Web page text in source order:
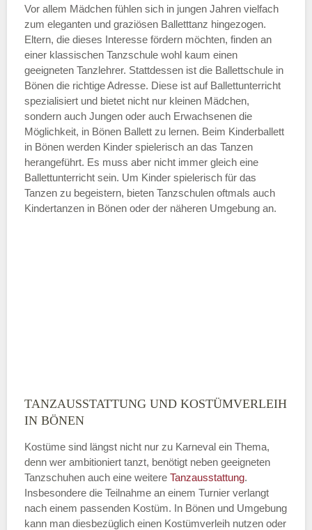
ÖFFNUNGSZEITEN HINZUFÜGEN
Freitag
—
ÖFFNUNGSZEITEN HINZUFÜGEN
Samstag
ABSENDEN
Vor allem Mädchen fühlen sich in jungen Jahren vielfach
zum eleganten und graziösen Balletttanz hingezogen.
Eltern, die dieses Interesse fördern möchten, finden an
einer klassischen Tanzschule wohl kaum einen
geeigneten Tanzlehrer. Stattdessen ist die Ballettschule in
Bönen die richtige Adresse. Diese ist auf Ballettunterricht
spezialisiert und bietet nicht nur kleinen Mädchen,
sondern auch Jungen oder auch Erwachsenen die
Möglichkeit, in Bönen Ballett zu lernen. Beim Kinderballett
in Bönen werden Kinder spielerisch an das Tanzen
herangeführt. Es muss aber nicht immer gleich eine
Ballettunterricht sein. Um Kinder spielerisch für das
Tanzen zu begeistern, bieten Tanzschulen oftmals auch
Kindertanzen in Bönen oder der näheren Umgebung an.
TANZAUSSTATTUNG UND KOSTÜMVERLEIH
IN BÖNEN
Kostüme sind längst nicht nur zu Karneval ein Thema,
denn wer ambitioniert tanzt, benötigt neben geeigneten
Tanzschuhen auch eine weitere Tanzausstattung.
Insbesondere die Teilnahme an einem Turnier verlangt
nach einem passenden Kostüm. In Bönen und Umgebung
kann man diesbezüglich einen Kostümverleih nutzen oder